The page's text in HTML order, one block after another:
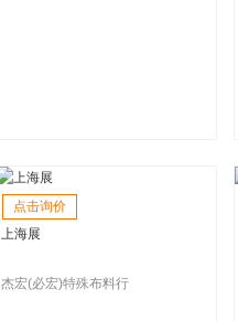
点击询价
上海展
杰宏(必宏)特殊布料行